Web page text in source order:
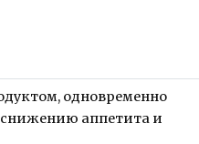
одновременно
снижению аппетита и